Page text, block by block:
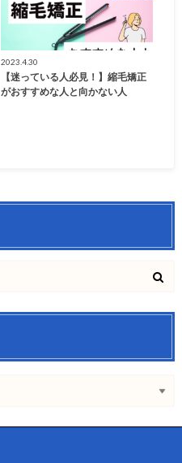
2023.4.30
【迷っている人必見！】縮毛矯正
がおすすめな人と向かない人